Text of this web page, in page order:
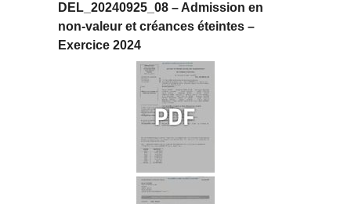
DEL_20240925_08 – Admission en
non-valeur et créances éteintes –
Exercice 2024